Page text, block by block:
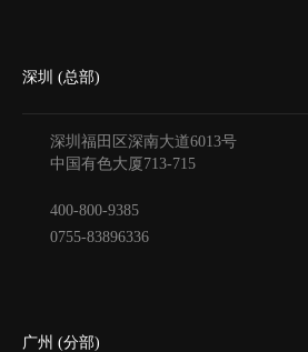
深圳 (总部)
深圳福田区深南大道6013号
中国有色大厦713-715
400-800-9385
0755-83896336
广州 (分部)